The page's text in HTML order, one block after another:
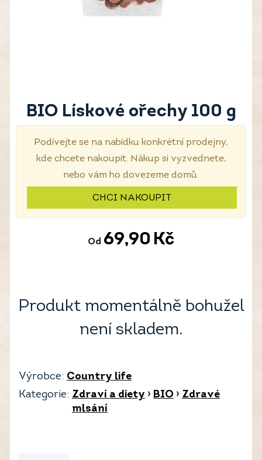
BIO Lískové ořechy 100 g
Podívejte se na nabídku konkrétní prodejny,
kde chcete nakoupit. Nákup si vyzvednete,
nebo vám ho dovezeme domů.
CHCI NAKOUPIT
Od 69,90 Kč
Produkt momentálně bohužel
není skladem.
Výrobce: Country life
Kategorie: Zdraví a diety › BIO › Zdravé
mlsání